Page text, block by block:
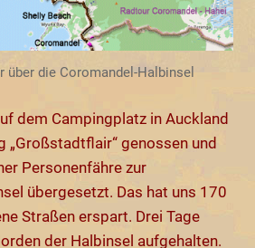
über die Coromandel-Halbinsel
dem Campingplatz in Auckland
„Großstadtflair“ genossen und
Personenfähre zur
übergesetzt. Das hat uns 170
Straßen erspart. Drei Tage
der Halbinsel aufgehalten.